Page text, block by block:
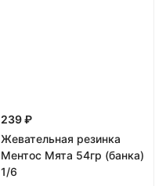
239 ₽
Жевательная резинка
Ментос Мята 54гр (банка)
1/6